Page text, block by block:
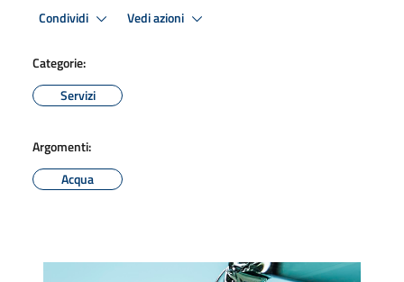
Condividi Vedi azioni
Categorie:
Servizi
Argomenti:
Acqua